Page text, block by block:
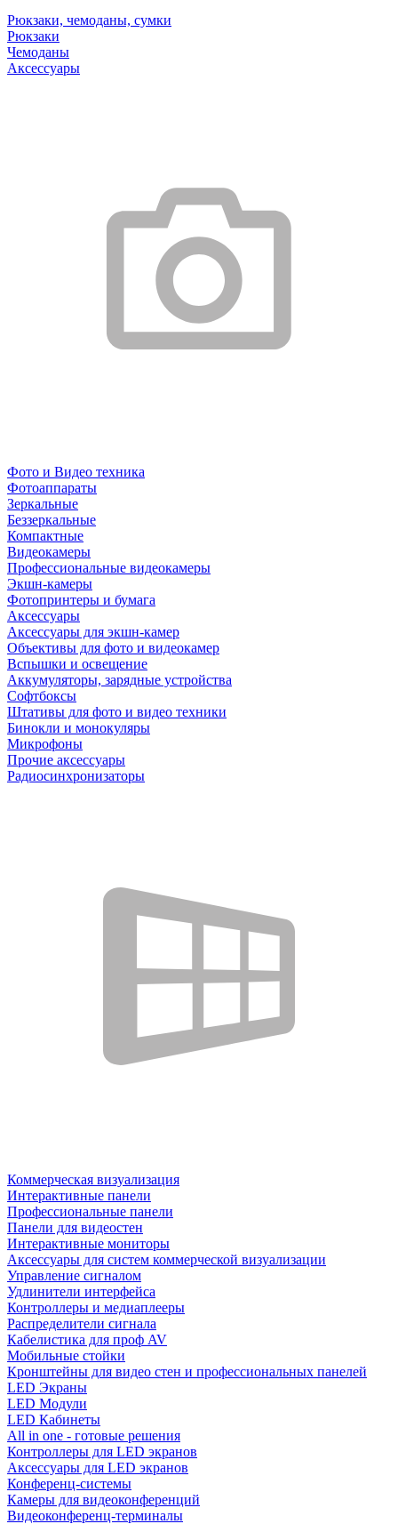
Рюкзаки, чемоданы, сумки
Рюкзаки
Чемоданы
Аксессуары
Фото и Видео техника
Фотоаппараты
Зеркальные
Беззеркальные
Компактные
Видеокамеры
Профессиональные видеокамеры
Экшн-камеры
Фотопринтеры и бумага
Аксессуары
Аксессуары для экшн-камер
Объективы для фото и видеокамер
Вспышки и освещение
Аккумуляторы, зарядные устройства
Софтбоксы
Штативы для фото и видео техники
Бинокли и монокуляры
Микрофоны
Прочие аксессуары
Радиосинхронизаторы
Коммерческая визуализация
Интерактивные панели
Профессиональные панели
Панели для видеостен
Интерактивные мониторы
Аксессуары для систем коммерческой визуализации
Управление сигналом
Удлинители интерфейса
Контроллеры и медиаплееры
Распределители сигнала
Кабелистика для проф AV
Мобильные стойки
Кронштейны для видео стен и профессиональных панелей
LED Экраны
LED Модули
LED Кабинеты
All in one - готовые решения
Контроллеры для LED экранов
Аксессуары для LED экранов
Конференц-системы
Камеры для видеоконференций
Видеоконференц-терминалы